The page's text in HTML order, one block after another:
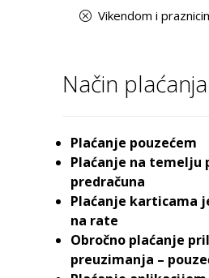
Vikendom i
Način plaćanja
Plaćanje pouzećem
Plaćanje na temelju
predračuna
Plaćanje karticama
na rate
Obročno plaćanje
preuzimanja –